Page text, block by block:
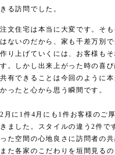
きる訪問でした。
注文住宅は本当に大変です。そ
はないのだから、家も千差万別
作り上げていくには、お客様も
す。しかし出来上がった時の喜
共有できることは今回のように
かったと心から思う瞬間です。
2月に1件4月にも1件お客様のご
きました。スタイルの違う2件で
った空間の心地良さに訪問者の
また各家のこだわりを垣間見る